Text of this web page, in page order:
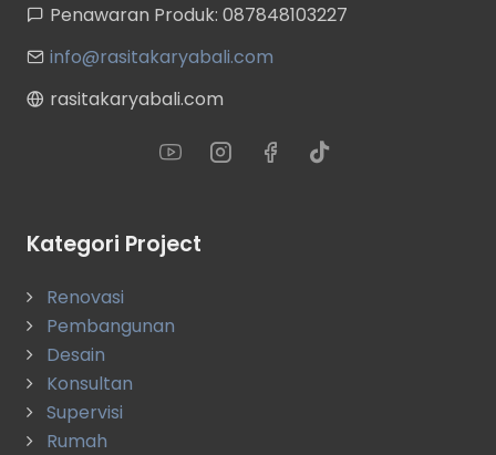
Penawaran Produk: 087848103227
info@rasitakaryabali.com
rasitakaryabali.com
Kategori Project
Renovasi
Pembangunan
Desain
Konsultan
Supervisi
Rumah